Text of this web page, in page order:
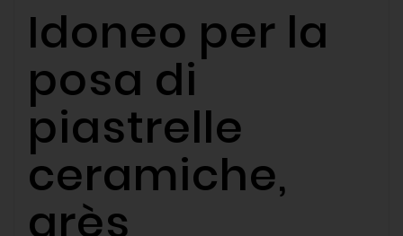
Idoneo per la
posa di
piastrelle
ceramiche,
grès